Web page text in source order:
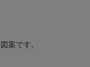
案です。